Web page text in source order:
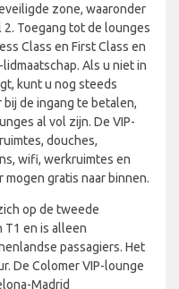
zone, waaronder
2. Toegang tot de lounges
Class en First Class en
Als u niet in
kunt u nog steeds
de ingang te betalen,
al vol zijn. De VIP-
douches,
wifi, werkruimtes en
mogen gratis naar binnen.
op de tweede
T1 en is alleen
passagiers. Het
De Colomer VIP-lounge
Madrid